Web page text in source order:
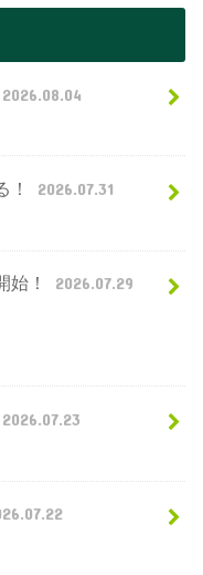
2026.08.04
！ 2026.07.31
始！ 2026.07.29
2026.07.23